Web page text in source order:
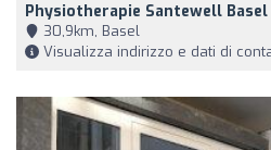
Physiotherapie Santewell
30,9km, Basel
Visualizza indirizzo e dati di